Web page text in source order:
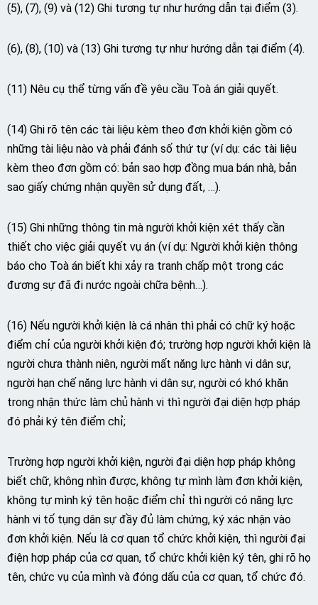
(5), (7), (9) và (12) Ghi tương tự như hướng dẫn tại điểm (3).
(6), (8), (10) và (13) Ghi tương tự như hướng dẫn tại điểm (4).
(11) Nêu cụ thể từng vấn đề yêu cầu Toà án giải quyết.
(14) Ghi rõ tên các tài liệu kèm theo đơn khởi kiện gồm có
những tài liệu nào và phải đánh số thứ tự (ví dụ: các tài liệu
kèm theo đơn gồm có: bản sao hợp đồng mua bán nhà, bản
sao giấy chứng nhận quyền sử dụng đất, …).
(15) Ghi những thông tin mà người khởi kiện xét thấy cần
thiết cho việc giải quyết vụ án (ví dụ: Người khởi kiện thông
báo cho Toà án biết khi xảy ra tranh chấp một trong các
đương sự đã đi nước ngoài chữa bệnh…).
(16) Nếu người khởi kiện là cá nhân thì phải có chữ ký hoặc
điểm chỉ của người khởi kiện đó; trường hợp người khởi kiện là
người chưa thành niên, người mất năng lực hành vi dân sự,
người hạn chế năng lực hành vi dân sự, người có khó khăn
trong nhận thức làm chủ hành vi thì người đại diện hợp pháp
đó phải ký tên điểm chỉ;
Trường hợp người khởi kiện, người đại diện hợp pháp không
biết chữ, không nhìn được, không tự mình làm đơn khởi kiện,
không tự mình ký tên hoặc điểm chỉ thì người có năng lực
hành vi tố tụng dân sự đầy đủ làm chứng, ký xác nhận vào
đơn khởi kiện. Nếu là cơ quan tổ chức khởi kiện, thì người đại
điện hợp pháp của cơ quan, tổ chức khởi kiện ký tên, ghi rõ họ
tên, chức vụ của mình và đóng dấu của cơ quan, tổ chức đó.